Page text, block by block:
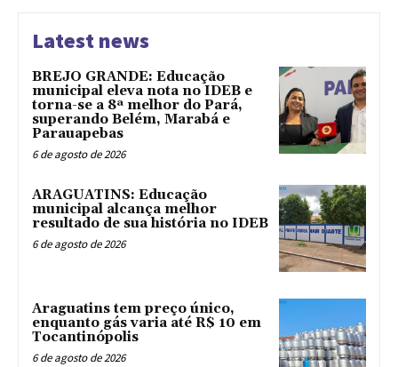
Latest news
BREJO GRANDE: Educação
municipal eleva nota no IDEB e
torna-se a 8ª melhor do Pará,
superando Belém, Marabá e
Parauapebas
6 de agosto de 2026
ARAGUATINS: Educação
municipal alcança melhor
resultado de sua história no IDEB
6 de agosto de 2026
Araguatins tem preço único,
enquanto gás varia até R$ 10 em
Tocantinópolis
6 de agosto de 2026